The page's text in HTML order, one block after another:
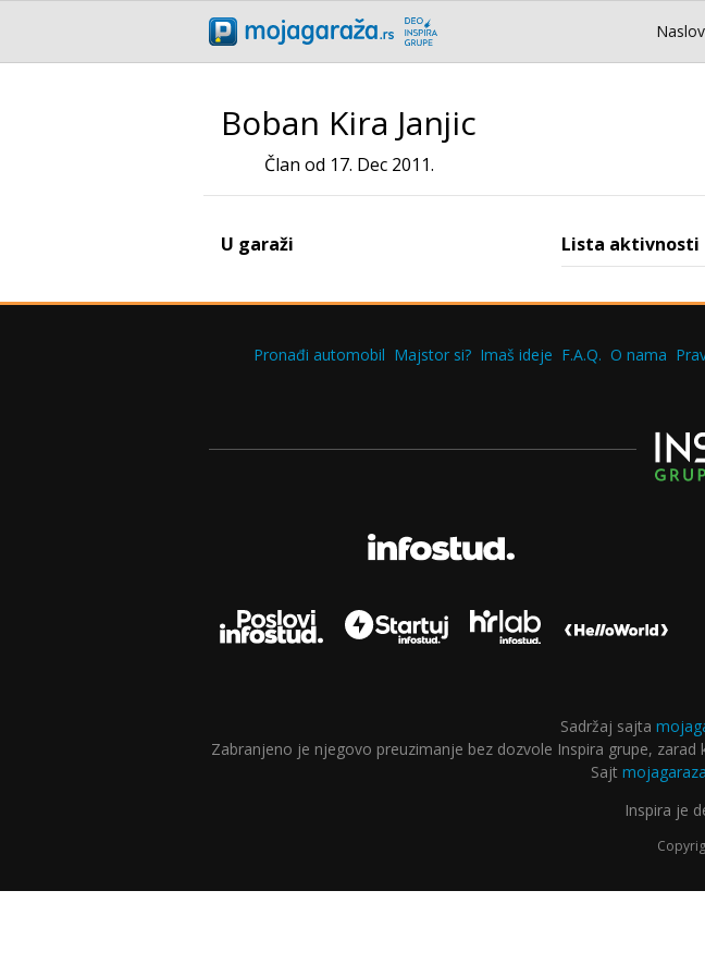
Boban Kira Janjic
Član od 17. Dec 2011.
U garaži Lista aktivnosti
Pronađi automobil Majstor si? Imaš ideje F.A.Q. O nama
Sadržaj sajta
Zabranjeno je njegovo preuzimanje bez dozvole Inspira grupe,
Sajt
Inspira je